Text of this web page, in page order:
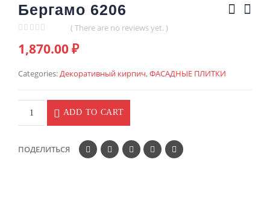
Бергамо 6206
( There are no reviews yet. )
1,870.00₽
Categories: Декоративный кирпич,ФАСАДНЫЕ ПЛИТКИ
ADD TO CART
ПОДЕЛИТЬСЯ